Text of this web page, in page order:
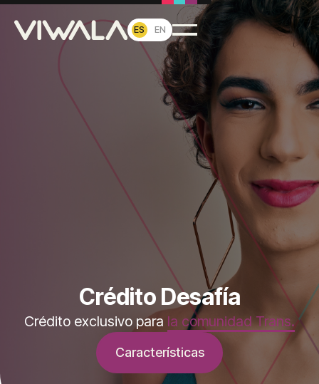
ES EN
Crédito Desafía
Crédito exclusivo para la comunidad Trans.
Características